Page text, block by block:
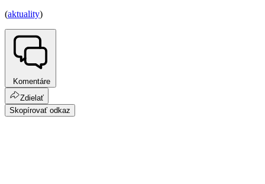
(aktuality)
Komentáre
Zdielať
Skopírovať odkaz